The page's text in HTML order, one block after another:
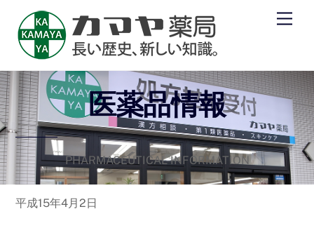
content
医薬品情報
PHARMACEUTICAL INFORMATION
平成15年4月2日